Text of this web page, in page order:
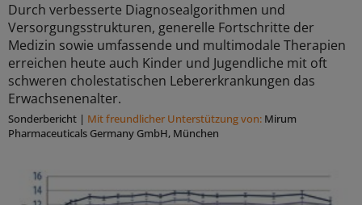
Durch verbesserte Diagnosealgorithmen und
Versorgungsstrukturen, generelle Fortschritte der
Medizin sowie umfassende und multimodale Therapien
erreichen heute auch Kinder und Jugendliche mit oft
schweren cholestatischen Lebererkrankungen das
Erwachsenenalter.
Sonderbericht | Mit freundlicher Unterstützung von: Mirum
Pharmaceuticals Germany GmbH, München